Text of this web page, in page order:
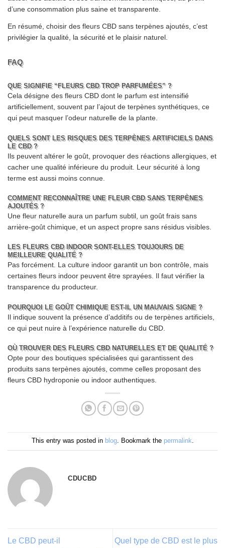
d’une consommation plus saine et transparente.
En résumé, choisir des fleurs CBD sans terpènes ajoutés, c’est
privilégier la qualité, la sécurité et le plaisir naturel.
FAQ
QUE SIGNIFIE “FLEURS CBD TROP PARFUMÉES” ?
Cela désigne des fleurs CBD dont le parfum est intensifié
artificiellement, souvent par l’ajout de terpènes synthétiques, ce
qui peut masquer l’odeur naturelle de la plante.
QUELS SONT LES RISQUES DES TERPÈNES ARTIFICIELS DANS
LE CBD ?
Ils peuvent altérer le goût, provoquer des réactions allergiques, et
cacher une qualité inférieure du produit. Leur sécurité à long
terme est aussi moins connue.
COMMENT RECONNAÎTRE UNE FLEUR CBD SANS TERPÈNES
AJOUTÉS ?
Une fleur naturelle aura un parfum subtil, un goût frais sans
arrière-goût chimique, et un aspect propre sans résidus visibles.
LES FLEURS CBD INDOOR SONT-ELLES TOUJOURS DE
MEILLEURE QUALITÉ ?
Pas forcément. La culture indoor garantit un bon contrôle, mais
certaines fleurs indoor peuvent être sprayées. Il faut vérifier la
transparence du producteur.
POURQUOI LE GOÛT CHIMIQUE EST-IL UN MAUVAIS SIGNE ?
Il indique souvent la présence d’additifs ou de terpènes artificiels,
ce qui peut nuire à l’expérience naturelle du CBD.
OÙ TROUVER DES FLEURS CBD NATURELLES ET DE QUALITÉ ?
Opte pour des boutiques spécialisées qui garantissent des
produits sans terpènes ajoutés, comme celles proposant des
fleurs CBD hydroponie ou indoor authentiques.
This entry was posted in blog. Bookmark the permalink.
CDUCBD
Le CBD peut-il
Quel type de CBD est le plus